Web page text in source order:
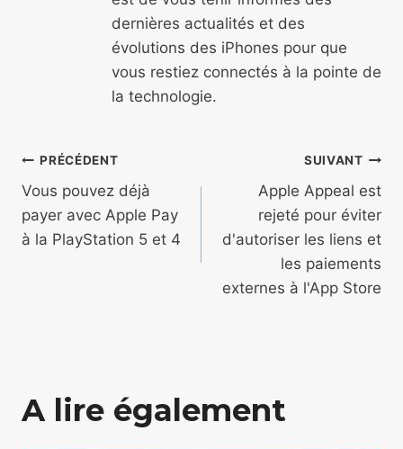
dernières actualités et des
évolutions des iPhones pour que
vous restiez connectés à la pointe de
la technologie.
Navigation
de
l’article
PRÉCÉDENT
Vous pouvez déjà
payer avec Apple Pay
à la PlayStation 5 et 4
SUIVANT
Apple Appeal est
rejeté pour éviter
d'autoriser les liens et
les paiements
externes à l'App Store
A lire également